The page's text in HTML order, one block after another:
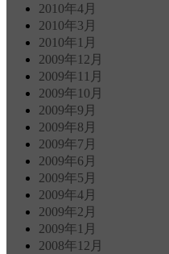
2010年4月
2010年3月
2010年1月
2009年12月
2009年11月
2009年10月
2009年9月
2009年8月
2009年7月
2009年6月
2009年5月
2009年4月
2009年2月
2009年1月
2008年12月